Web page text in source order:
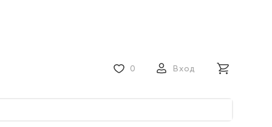
0 Вход